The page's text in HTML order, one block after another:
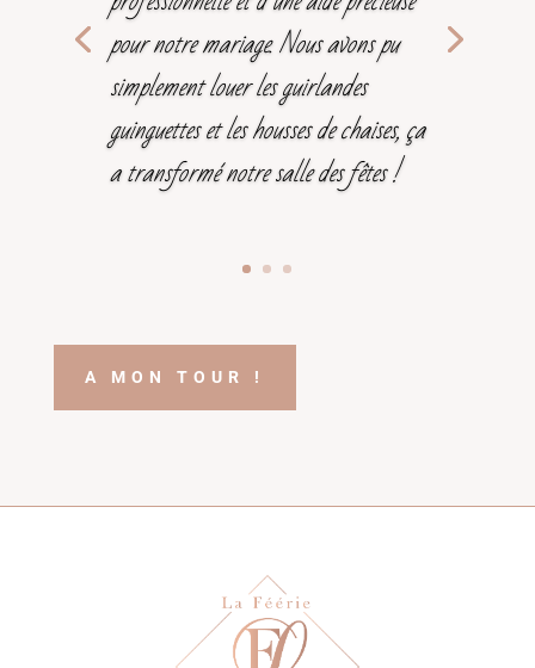
pour notre mariage. Nous avons pu
simplement louer les guirlandes
guinguettes et les housses de chaises, ça
a transformé notre salle des fêtes !
A MON TOUR !